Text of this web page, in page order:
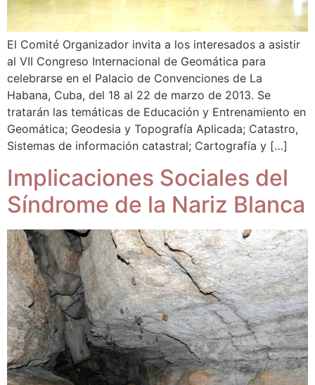
El Comité Organizador invita a los interesados a asistir
al VII Congreso Internacional de Geomática para
celebrarse en el Palacio de Convenciones de La
Habana, Cuba, del 18 al 22 de marzo de 2013. Se
tratarán las temáticas de Educación y Entrenamiento en
Geomática; Geodesia y Topografía Aplicada; Catastro,
Sistemas de información catastral; Cartografía y […]
Implicaciones Sociales del
Síndrome de la Nariz Blanca